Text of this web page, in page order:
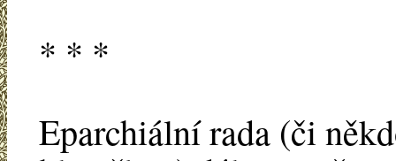
* * *
Eparchiální rada (či